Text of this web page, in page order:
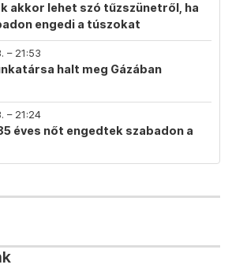
akkor lehet szó tűzszünetről, ha
engedi a túszokat
– 21:53
halt meg Gázában
– 21:24
éves nőt engedtek szabadon a